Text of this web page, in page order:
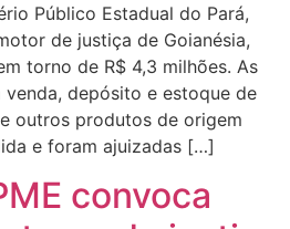
Público Estadual do Pará,
de justiça de Goianésia,
torno de R$ 4,3 milhões. As
depósito e estoque de
outros produtos de origem
e foram ajuizadas […]
convoca